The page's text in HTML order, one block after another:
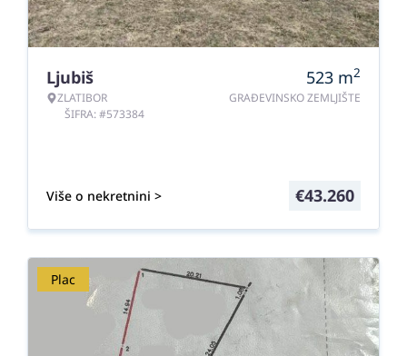
Ljubiš
ZLATIBOR
ŠIFRA: #573384
523 m2
GRAĐEVINSKO ZEMLJIŠTE
Više o nekretnini > €43.260
Plac